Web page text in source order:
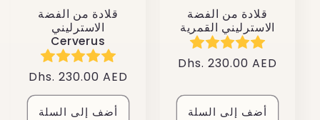
قلادة من الفضة
الاسترليني
Cerverus
سعر
عادي
Dhs. 230.00 AED
أضف إلى السلة
قلادة من الفضة
الاسترليني القمرية
سعر
Dhs. 230.00 AED
أضف إلى السلة